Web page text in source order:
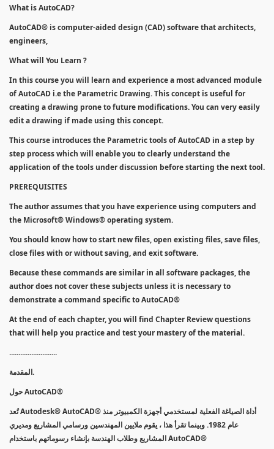
What is AutoCAD?
AutoCAD® is computer-aided design (CAD) software that architects,
engineers,
What will You Learn ?
In this course you will learn and experience a most advanced module
of AutoCAD i.e the Parametric Drawing. This concept is useful for
creating a drawing prone to future modifications. You can very easily
edit a drawing if made using this concept.
This course introduces the Parametric tools of AutoCAD in a step by
step process which will enable you to clearly understand the
application of the tools under discussion before starting the next tool.
PREREQUISITES
The author assumes that you have experience using computers and
the Microsoft® Windows® operating system.
You should know how to start new files, open existing files, save files,
close files with or without saving, and exit software.
Because these commands are similar in all software packages, the
author does not cover these subjects unless it is necessary to
demonstrate a command specific to AutoCAD®
At the end of each chapter, you will find Chapter Review questions
that will help you practice and test your mastery of the material.
..........................
المقدمة.
حول AutoCAD®
تُعد Autodesk® AutoCAD® أداة الصياغة الفعلية لمستخدمي أجهزة الكمبيوتر منذ
عام 1982. وبينما تقرأ هذا ، يقوم ملايين المهندسين ورسامي المشاريع ومديري
المشاريع وطلاب الهندسة بإنشاء رسوماتهم باستخدام AutoCAD®